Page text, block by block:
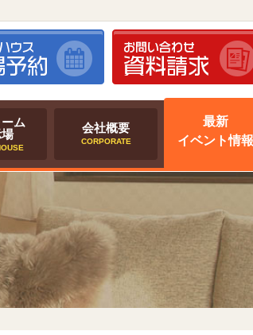
ム
会社概要
CORPORATE
最新
イベント情報